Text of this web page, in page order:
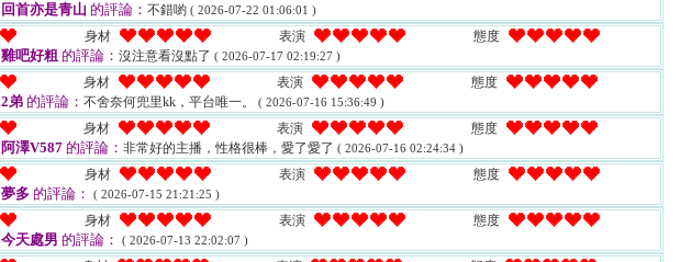
回首亦是青山 的評論： 不錯喲 ( 2026-07-22 01:06:01 )
身材 表演 態度
雞吧好粗 的評論： 沒注意看沒點了 ( 2026-07-17 02:19:27 )
身材 表演 態度
2弟 的評論： 不舍奈何兜里kk，平台唯一。 ( 2026-07-16 15:36:49 )
身材 表演 態度
阿澤V587 的評論： 非常好的主播，性格很棒，愛了愛了 ( 2026-07-16 02:24:34 )
身材 表演 態度
夢多 的評論： ( 2026-07-15 21:21:25 )
身材 表演 態度
今天處男 的評論： ( 2026-07-13 22:02:07 )